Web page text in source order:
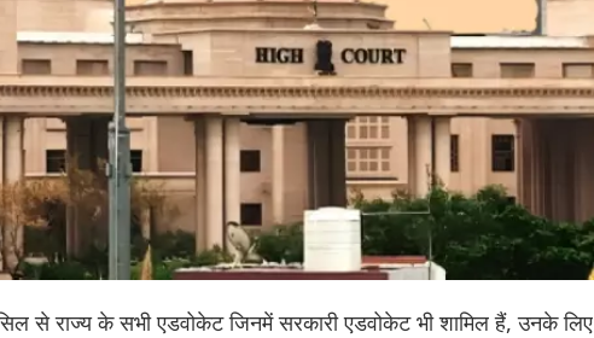
से राज्य के सभी एडवोकेट जिनमें सरकारी एडवोकेट भी शामिल हैं, उनके लिए